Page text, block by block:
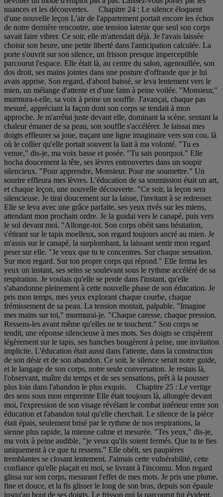
nuances et les découvertes. Chapitre 24 : Le silence éloquent
d'une nouvelle leçon L'air de l'appartement portait encore les échos
de notre dernière rencontre, une tension latente que seul son corps
savait faire vibrer. Ce soir, elle m'attendait déjà. Je l'avais laissée
choisir son heure, une petite liberté dans l'anticipation calculée. La
porte s'ouvrit sur son silence, un frisson presque imperceptible
parcourut l'espace. Elle était là, au centre du salon, agenouillée, son
dos droit, ses mains jointes dans une posture d'offrande que je lui
avais apprise. Son regard, d'abord baissé, se leva lentement vers le
mien, un mélange d'attente et d'une faim à peine voilée. "Monsieur,"
murmura-t-elle, sa voix à peine un souffle. J'avançai, chaque pas
mesuré, appréciant la façon dont son corps se tendait à mon
approche. Je m'arrêtai juste devant elle, dominant la scène, sentant la
chaleur émaner de sa peau, son souffle s'accélérer. Je laissai mes
doigts effleurer sa joue, traçant une ligne imaginaire vers son cou, là
où le collier qu'elle portait souvent la liait à ma volonté. "Tu es
venue," dis-je, ma voix basse et posée. "Tu sais pourquoi." Elle
hocha doucement la tête, ses lèvres entrouvertes dans un soupir
silencieux. "Pour apprendre, Monsieur. Pour me soumettre." Un
sourire effleura mes lèvres. L'éducation de sa soumission était un art,
et chaque leçon, une nouvelle découverte. "Ce soir, la leçon sera
silencieuse. Je tirai doucement sur la laisse, l'invitant à se redresser.
Elle se leva avec une grâce parfaite, ses yeux rivés sur les miens,
attendant mon prochain ordre. Je la guidai vers le canapé, puis vers
le sol devant moi. "Allonge-toi. Son corps obéit sans hésitation,
s'étirant sur le tapis moelleux, son regard toujours ancré au mien. Je
m'assis sur le canapé, la surplombant, la laissant sentir mon regard
peser sur elle. "Je veux que tu te concentres. Sur chaque sensation.
Sur mon regard. Sur ton propre corps qui répond." Elle ferma les
yeux un instant, ses seins se soulevant sous le rythme accéléré de sa
respiration. Je voulais qu'elle se perde dans l'instant, qu'elle
s'abandonne pleinement à cette nouvelle phase de son éducation. Je
pris mon temps, mes yeux explorant chaque courbe, chaque
frémissement de sa peau. La tension montait, palpable. "Imagine
mes mains sur toi," murmurai-je. "Chaque caresse, chaque pression.
Ressens-les avant même qu'elles ne te touchent." Son corps se
tendit, une réponse silencieuse à mes mots. Ses doigts se crispèrent
légèrement sur le tapis, ses hanches bougèrent à peine, une invitation
implicite. L'éducation était aussi dans l'attente, dans la construction
de son désir et de son abandon. Ce soir, le silence serait notre guide,
et le langage de son corps, notre seule conversation. Je restais là,
l'observant, maître du temps et de ses sensations, prêt à la pousser
plus loin dans l'abandon le plus exquis. Chapitre 25 : Le vertige
des sens sous mon empreinte Elle était toujours là, allongée devant
moi, l'expression de son visage révélant le combat intérieur entre son
éducation et l'abandon total qu'elle cherchait. Le silence de la pièce
était épais, seulement brisé par le rythme de nos respirations, la
sienne plus rapide, la mienne calme et mesurée. "Tes yeux," dis-je,
ma voix à peine audible, "je veux qu'ils soient fermés. Que tu te fies
uniquement à ce que tu ressens." Elle obéit, ses paupières
tremblantes se closant lentement. J'aimais cette vulnérabilité, cette
confiance qu'elle plaçait en moi, se livrant à l'inconnu. Mon regard
glissa sur son corps, mesurant l'effet de mes mots. Je pris une plume,
fine et douce, et la fis glisser le long de son bras, depuis son épaule
jusqu'au bout de ses doigts. Le frisson qui la parcourut fut évident,